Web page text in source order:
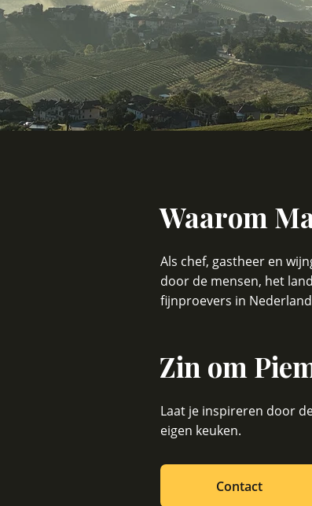
Waarom
Als chef, gastheer en
door de mensen, het
fijnproevers in
Zin om
Laat je inspireren door
eigen keuken.
Contact